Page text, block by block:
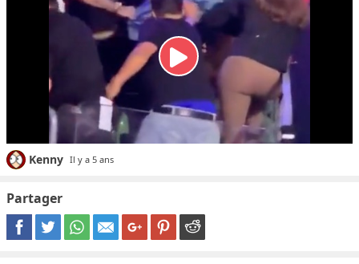
Kenny Il y a 5 ans
Partager